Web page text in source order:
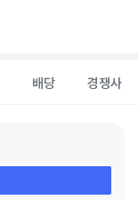
배당 경쟁사